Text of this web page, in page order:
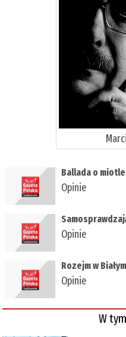
Ballada o miotle
Opinie
Opinie
Rozejm w
Opinie
W